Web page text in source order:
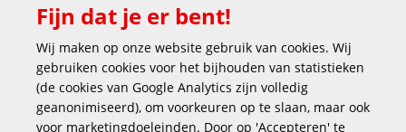
Fijn dat je er bent!
Wij maken op onze website gebruik van cookies. Wij
gebruiken cookies voor het bijhouden van statistieken
(de cookies van Google Analytics zijn volledig
geanonimiseerd), om voorkeuren op te slaan, maar ook
voor marketingdoeleinden. Door op 'Accepteren' te